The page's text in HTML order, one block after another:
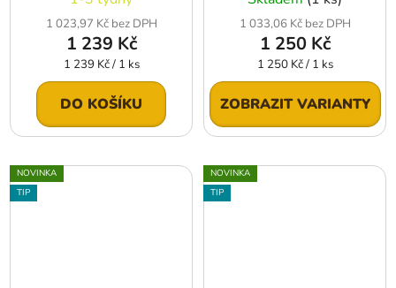
1 023,97 Kč bez DPH
1 239 Kč
Měrná
cena:
1 239 Kč / 1 ks
DO KOŠÍKU
1 033,06 Kč bez DPH
1 250 Kč
Měrná
cena:
1 250 Kč / 1 ks
ZOBRAZIT VARIANTY
NOVINKA
TIP
NOVINKA
TIP